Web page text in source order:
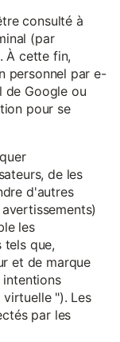
consulté à
(par
À cette fin,
personnel par e-
de Google ou
pour se
de les
d'autres
les
tels que,
et de marque
intentions
"). Les
par les